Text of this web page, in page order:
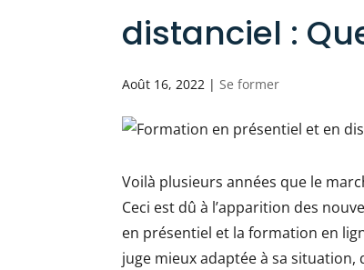
distanciel :
Août 16, 2022 |Se former
Voilà plusieurs années que le
Ceci est dû à l’apparition des
en présentiel et la formation en
juge mieux adaptée à sa